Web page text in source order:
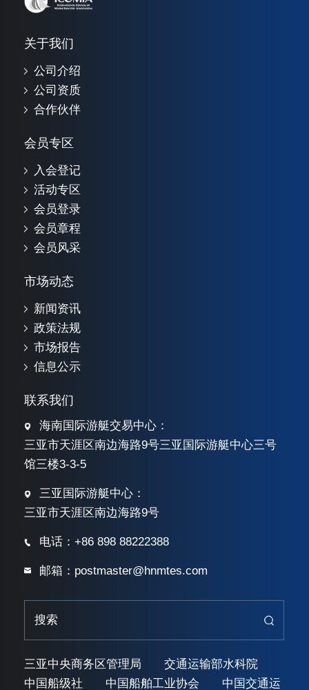
关于我们
公司介绍
公司资质
合作伙伴
会员专区
入会登记
活动专区
会员登录
会员章程
会员风采
市场动态
新闻资讯
政策法规
市场报告
信息公示
联系我们
海南国际游艇交易中心：
三亚市天涯区南边海路9号三亚国际游艇中心三号
馆三楼3-3-5
三亚国际游艇中心：
三亚市天涯区南边海路9号
电话：+86 898 88222388
邮箱：postmaster@hnmtes.com
三亚中央商务区管理局
交通运输部水科院
中国船级社
中国船舶工业协会 中国交通运